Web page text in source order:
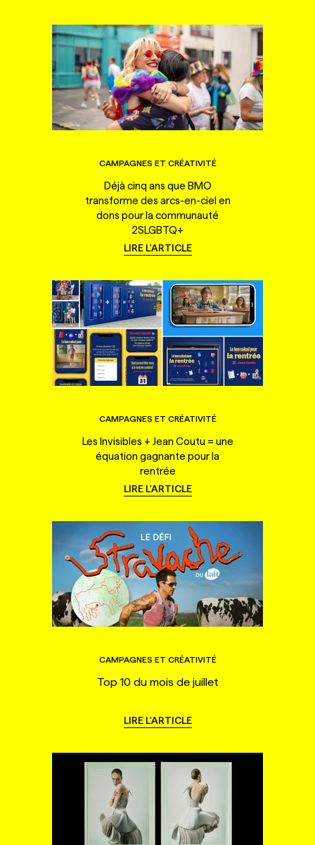
CAMPAGNES ET CRÉATIVITÉ
Déjà cinq ans que BMO
transforme des arcs-en-ciel en
dons pour la communauté
2SLGBTQ+
LIRE L'ARTICLE
CAMPAGNES ET CRÉATIVITÉ
Les Invisibles + Jean Coutu = une
équation gagnante pour la
rentrée
LIRE L'ARTICLE
CAMPAGNES ET CRÉATIVITÉ
Top 10 du mois de juillet
LIRE L'ARTICLE